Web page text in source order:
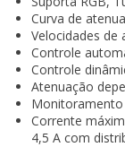
Curva de
Velocidades de
Controle
Controle
Atenuação
Corrente
4,5 A com